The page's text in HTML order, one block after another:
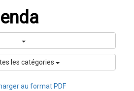
les catégories
au format PDF